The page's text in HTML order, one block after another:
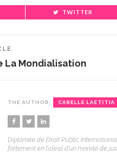
TWITTER
La Mondialisation
THE AUTHOR CARELLE LAETITIA
Diplômée de Droit Public
fortement en l’idéal d’un monde de